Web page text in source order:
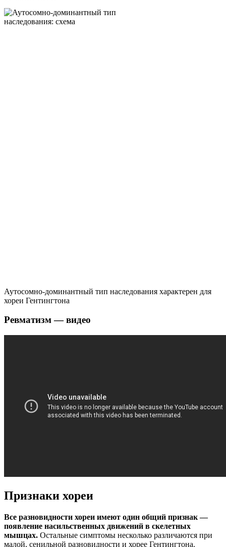
Аутосомно-доминантный тип наследования характерен для
хореи Гентингтона
Ревматизм — видео
Признаки хореи
Все разновидности хореи имеют один общий признак —
появление насильственных движений в скелетных
мышцах. Остальные симптомы несколько различаются при
малой, сенильной разновидности и хорее Гентингтона.